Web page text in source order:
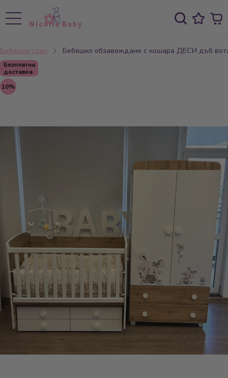
Бебешки стаи Бебешко обзавеждане с кошара ДЕСИ дъб
Безплатна
доставка
10%